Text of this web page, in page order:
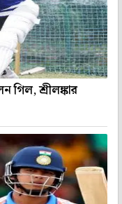
গিল, শ্রীলঙ্কার